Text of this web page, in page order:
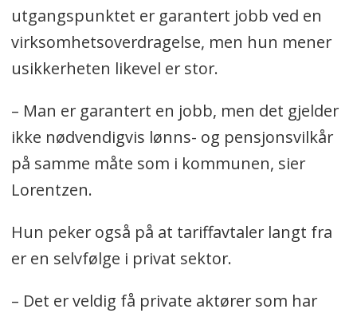
utgangspunktet er garantert jobb ved en
virksomhetsoverdragelse, men hun mener
usikkerheten likevel er stor.
– Man er garantert en jobb, men det gjelder
ikke nødvendigvis lønns- og pensjonsvilkår
på samme måte som i kommunen, sier
Lorentzen.
Hun peker også på at tariffavtaler langt fra
er en selvfølge i privat sektor.
– Det er veldig få private aktører som har